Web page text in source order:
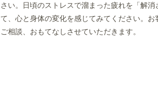
さい。日頃のストレスで溜まった疲れを「解
て、心と身体の変化を感じてみてください。
ご相談、おもてなしさせていただきます。